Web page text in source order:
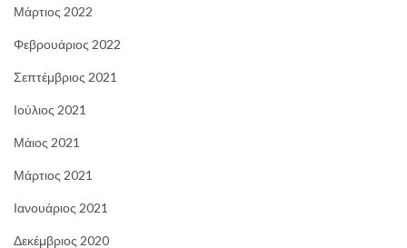
Μάρτιος 2022
Φεβρουάριος 2022
Σεπτέμβριος 2021
Ιούλιος 2021
Μάιος 2021
Μάρτιος 2021
Ιανουάριος 2021
Δεκέμβριος 2020